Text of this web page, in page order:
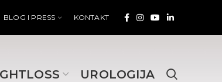
BLOG I PRESS KONTAKT
UROLOGIJA